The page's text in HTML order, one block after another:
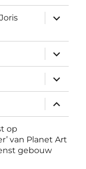
op
van Planet Art
gebouw